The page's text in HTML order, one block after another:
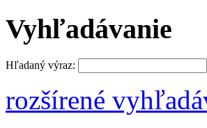
Vyhľadávanie
Hľadaný výraz:
rozšírené